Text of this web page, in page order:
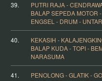
39.
PUTRI RAJA -
BALAP SEPEDA MOTOR -
ENGSEL - DRUM -
40.
KEKASIH -
BALAP KUDA - TOPI -
NARASUMA
41.
PENOLONG - GLATIK -